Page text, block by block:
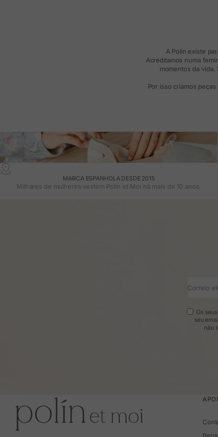
A Polin existe
Acreditamos numa
momentos da
Por isso criamos
MARCA ESPANHOLA DESDE 2015
Milhares de mulheres vestem Polin et Moi há mais de 10 anos.
Correio
Os
seu
não